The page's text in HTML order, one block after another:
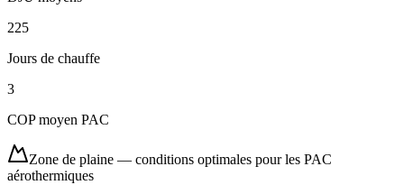
225
Jours de chauffe
3
COP moyen PAC
Zone de plaine — conditions optimales pour les PAC
aérothermiques